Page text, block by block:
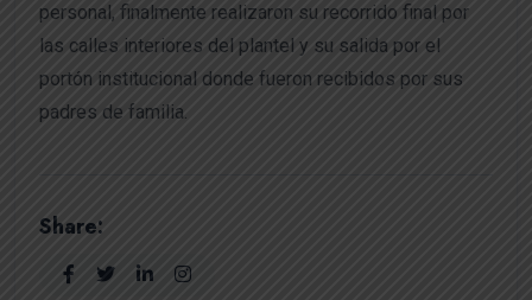
personal, finalmente realizaron su recorrido final por
las calles interiores del plantel y su salida por el
portón institucional donde fueron recibidos por sus
padres de familia.
Share: